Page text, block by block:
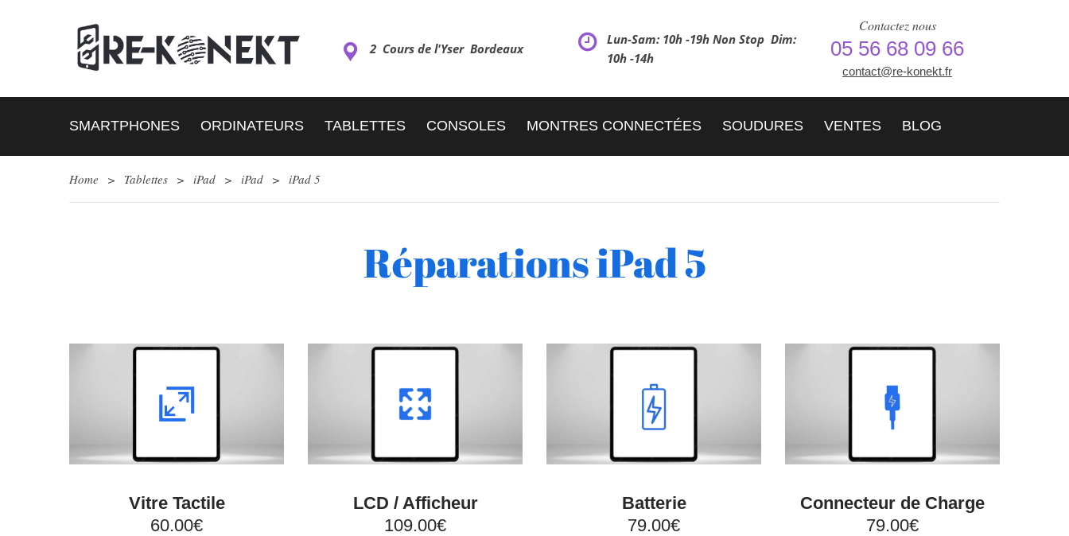
2 Cours de l'Yser Bordeaux
Lun-Sam: 10h -19h Non Stop Dim:
10h -14h
Contactez nous
05 56 68 09 66
contact@re-konekt.fr
SMARTPHONES ORDINATEURS TABLETTES CONSOLES MONTRES CONNECTÉES SOUDURES VENTES BLOG
Home > Tablettes > iPad > iPad > iPad 5
Réparations iPad 5
Vitre Tactile
60.00€
LCD / Afficheur
109.00€
Batterie
79.00€
Connecteur de Charge
79.00€